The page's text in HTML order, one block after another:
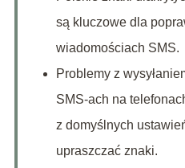
są kluczowe dla
wiadomościach SMS.
Problemy z
SMS-ach na
z domyślnych
upraszczać znaki.